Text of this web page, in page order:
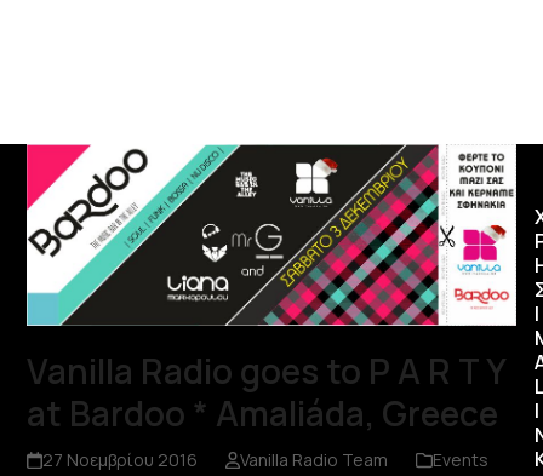
Vanilla Radio goes to P A R T Y
at Bardoo * Amaliáda, Greece
27 Νοεμβρίου 2016 Vanilla Radio Team
Events
Ι
I